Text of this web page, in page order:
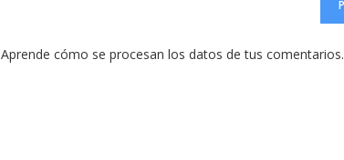
electrónico
web
Aprende cómo se procesan los datos de tus comentarios.